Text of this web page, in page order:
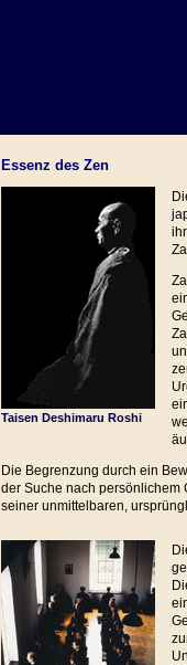
Essenz des Zen
Taisen Deshimaru Roshi
Die Begrenzung durch ein
der Suche nach persönlichem
seiner unmittelbaren,